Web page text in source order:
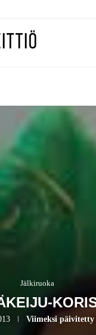
Jälkiruoka
Viimeksi päivitetty